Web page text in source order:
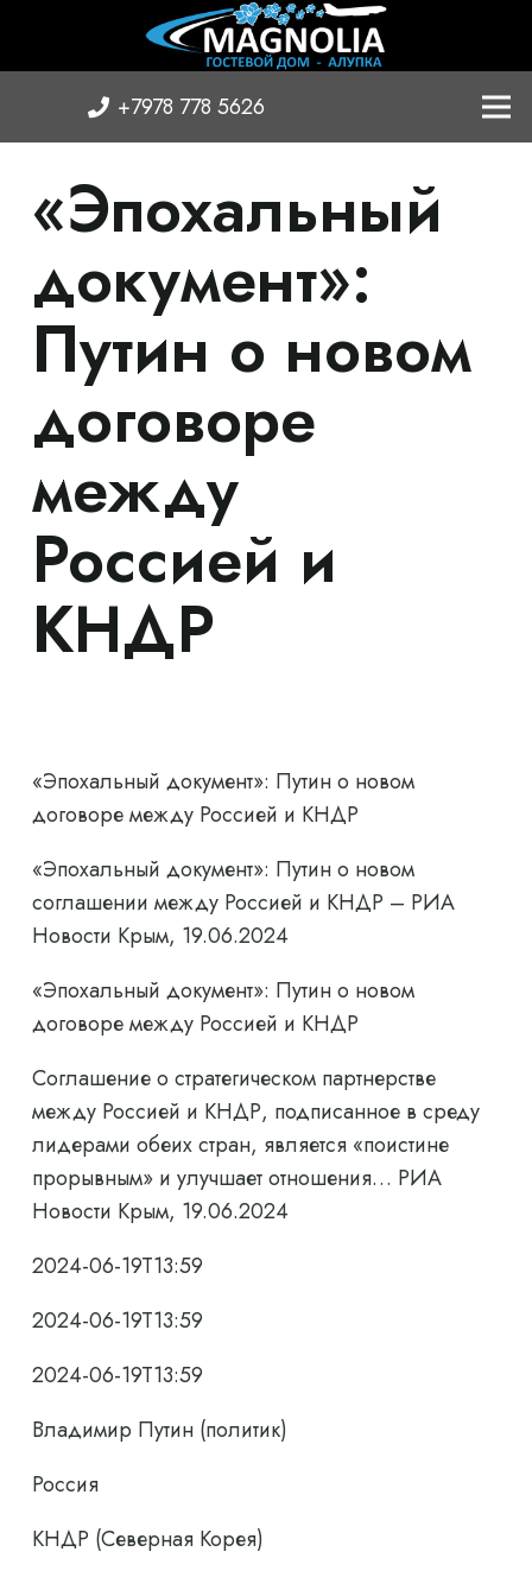
+7978 778 5626
«Эпохальный
документ»:
Путин о новом
договоре
между
Россией и
КНДР
«Эпохальный документ»: Путин о новом
договоре между Россией и КНДР
«Эпохальный документ»: Путин о новом
соглашении между Россией и КНДР – РИА
Новости Крым, 19.06.2024
«Эпохальный документ»: Путин о новом
договоре между Россией и КНДР
Соглашение о стратегическом партнерстве
между Россией и КНДР, подписанное в среду
лидерами обеих стран, является «поистине
прорывным» и улучшает отношения… РИА
Новости Крым, 19.06.2024
2024-06-19T13:59
2024-06-19T13:59
2024-06-19T13:59
Владимир Путин (политик)
Россия
КНДР (Северная Корея)